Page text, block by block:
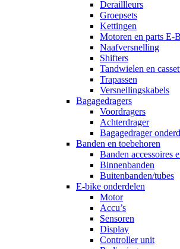
Deraillleurs
Groepsets
Kettingen
Motoren en parts E-
Naafversnelling
Shifters
Tandwielen en
Trapassen
Versnellingskabels
Bagagedragers
Voordragers
Achterdrager
Bagagedrager
Banden en toebehoren
Banden accessoires
Binnenbanden
Buitenbanden/tubes
E-bike onderdelen
Motor
Accu’s
Sensoren
Display
Controller unit